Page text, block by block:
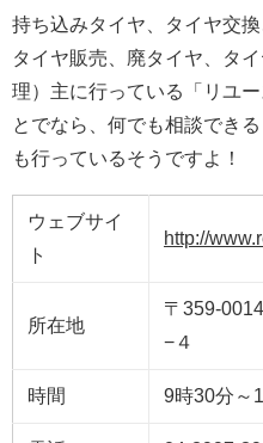
持ち込みタイヤ、タイヤ交
タイヤ販売、廃タイヤ、タ
理）主に行っている「リユ
とでなら、何でも相談でき
も行っているそうですよ！
ウェブサイ
ト
http://
所在地
〒359-
−４
時間 9時30分～